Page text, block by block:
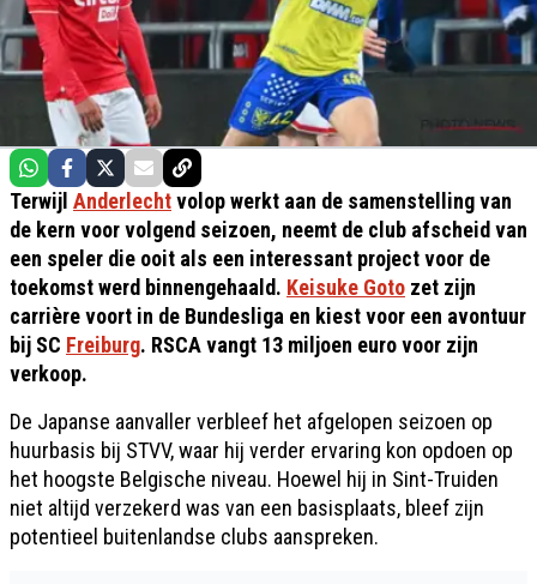
Terwijl Anderlechtvolop werkt aan de samenstelling van
de kern voor volgend seizoen, neemt de club afscheid van
een speler die ooit als een interessant project voor de
toekomst werd binnengehaald. Keisuke Goto zet zijn
carrière voort in de Bundesliga en kiest voor een avontuur
bij SC Freiburg. RSCA vangt 13 miljoen euro voor zijn
verkoop.
De Japanse aanvaller verbleef het afgelopen seizoen op
huurbasis bij STVV, waar hij verder ervaring kon opdoen op
het hoogste Belgische niveau. Hoewel hij in Sint-Truiden
niet altijd verzekerd was van een basisplaats, bleef zijn
potentieel buitenlandse clubs aanspreken.